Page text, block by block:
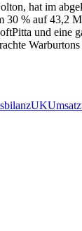
hat im
30 % auf 43,2
und eine
UK